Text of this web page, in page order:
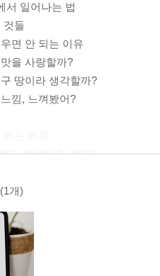
서 일어나는 법
것들
면 안 되는 이유
을 사랑할까?
땅이라 생각할까?
낌, 느껴봤어?
도 감옥에 안 갈까?
는 이유
남자 화장실의 비밀
도 왜 안 훔쳐갈까?
살까지 받을까?
왜 이리도 어색할까?
(1개)